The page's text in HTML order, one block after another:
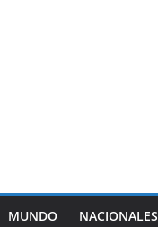
MUNDO NACIONALES